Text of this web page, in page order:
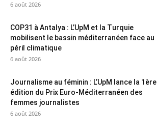
6 août 2026
COP31 à Antalya : L’UpM et la Turquie
mobilisent le bassin méditerranéen face au
péril climatique
6 août 2026
Journalisme au féminin : L’UpM lance la 1ère
édition du Prix Euro-Méditerranéen des
femmes journalistes
6 août 2026